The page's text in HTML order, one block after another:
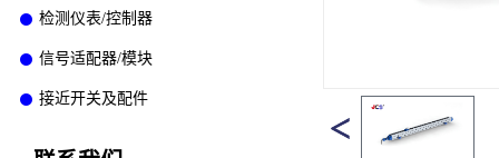
检测仪表/控制器
信号适配器/模块
接近开关及配件